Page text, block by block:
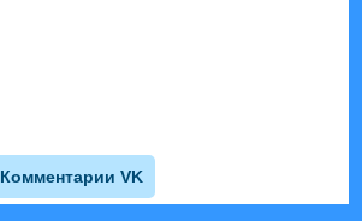
Комментарии VK